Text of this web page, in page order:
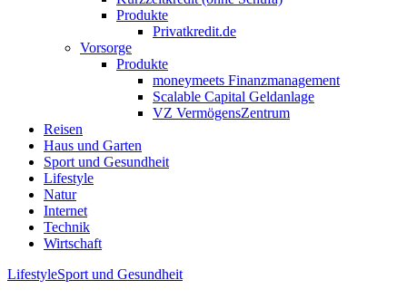
Produkte
Privatkredit.de
Vorsorge
Produkte
moneymeets Finanzmanagement
Scalable Capital Geldanlage
VZ VermögensZentrum
Reisen
Haus und Garten
Sport und Gesundheit
Lifestyle
Natur
Internet
Technik
Wirtschaft
LifestyleSport und Gesundheit